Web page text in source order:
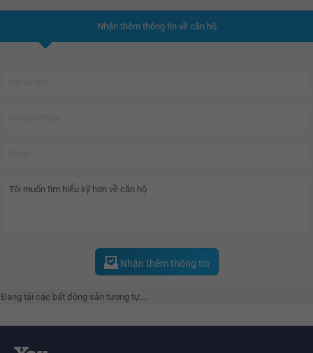
Nhận thêm thông tin về căn hộ
Nhận thêm thông tin
tải các bất động sản tương tự....